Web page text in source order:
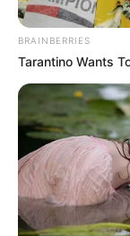
BRAINBERRIES
Tarantino Wants